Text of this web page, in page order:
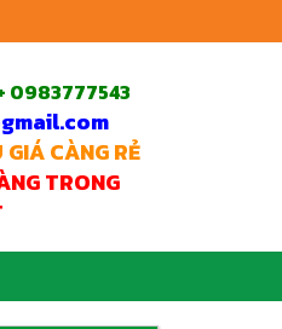
0983777543
CÀNG RẺ
TRONG